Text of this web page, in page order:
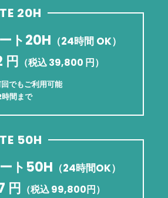
20H
ト20H （24時間 OK）
円 （税込 39,800 円）
でもご利用可能
時間まで
50H
ト50H （24時間OK）
円 （税込 99,800円）